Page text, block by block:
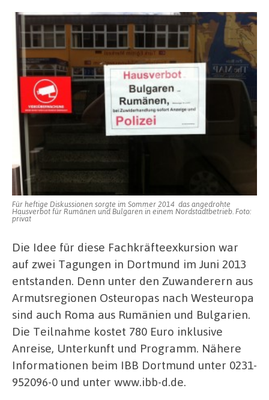
Für heftige Diskussionen sorgte im Sommer 2014 das angedrohte
Hausverbot für Rumänen und Bulgaren in einem Nordstadtbetrieb. Foto:
privat
Die Idee für diese Fachkräfteexkursion war
auf zwei Tagungen in Dortmund im Juni 2013
entstanden. Denn unter den Zuwanderern aus
Armutsregionen Osteuropas nach Westeuropa
sind auch Roma aus Rumänien und Bulgarien.
Die Teilnahme kostet 780 Euro inklusive
Anreise, Unterkunft und Programm. Nähere
Informationen beim IBB Dortmund unter 0231-
952096-0 und unter www.ibb-d.de.